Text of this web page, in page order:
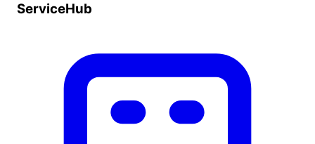
ServiceHub